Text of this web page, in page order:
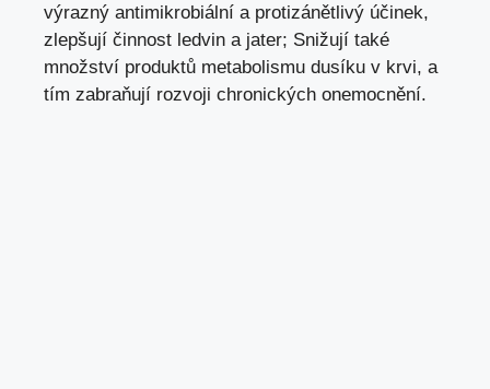
výrazný antimikrobiální a protizánětlivý účinek,
zlepšují činnost ledvin a jater; Snižují také
množství produktů metabolismu dusíku v krvi, a
tím zabraňují rozvoji chronických onemocnění.